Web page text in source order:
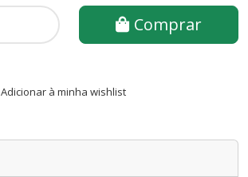
Comprar
Adicionar à minha wishlist